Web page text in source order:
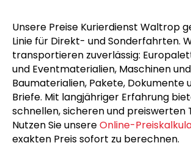
Unsere Preise Kurierdienst Waltrop
Linie für Direkt- und Sonderfahrten.
transportieren zuverlässig:
und Eventmaterialien, Maschinen und
Baumaterialien, Pakete, Dokumente
Briefe. Mit langjähriger Erfahrung
schnellen, sicheren und preiswerten
Nutzen Sie unsereOnline-
exakten Preis sofort zu berechnen.